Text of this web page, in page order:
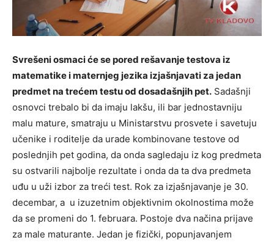
Svrešeni osmaci će se pored rešavanje testova iz
matematike i maternjeg jezika izjašnjavati za jedan
predmet na trećem testu od dosadašnjih pet. Sadašnji
osnovci trebalo bi da imaju lakšu, ili bar jednostavniju
malu mature, smatraju u Ministarstvu prosvete i savetuju
učenike i roditelje da urade kombinovane testove od
poslednjih pet godina, da onda sagledaju iz kog predmeta
su ostvarili najbolje rezultate i onda da ta dva predmeta
uđu u uži izbor za treći test. Rok za izjašnjavanje je 30.
decembar, a u izuzetnim objektivnim okolnostima može
da se promeni do 1. februara. Postoje dva načina prijave
za male maturante. Jedan je fizički, popunjavanjem